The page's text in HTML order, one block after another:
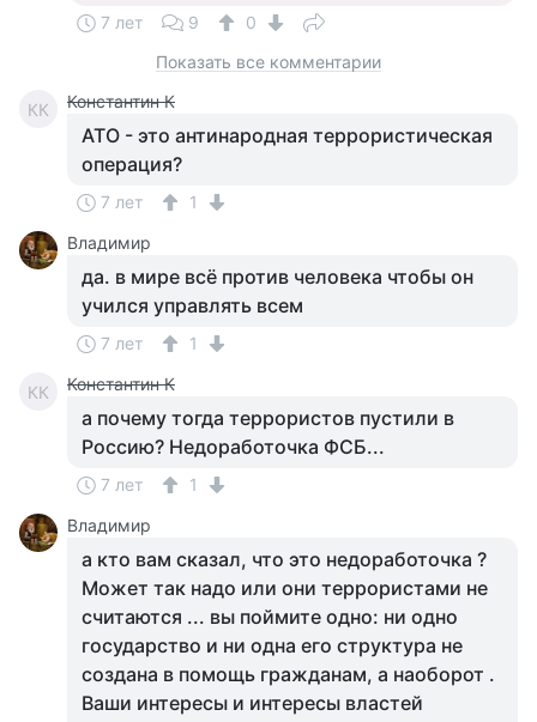
7 лет 9
0
Показать все комментарии
КК Константин К
АТО - это антинародная террористическая
операция?
7 лет
1
Владимир
да. в мире всё против человека чтобы он
учился управлять всем
7 лет 1
КК Константин К
а почему тогда террористов пустили в
Россию? Недоработочка ФСБ...
7 лет
1
Владимир
а кто вам сказал, что это недоработочка ?
Может так надо или они террористами не
считаются ... вы поймите одно: ни одно
государство и ни одна его структура не
создана в помощь гражданам, а наоборот .
Ваши интересы и интересы властей